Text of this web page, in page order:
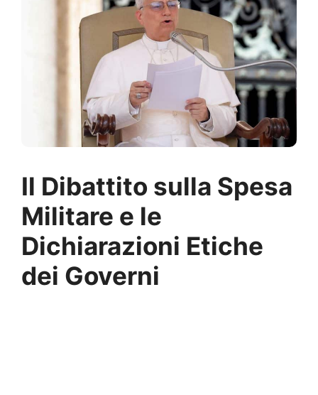
Il Dibattito sulla Spesa
Militare e le
Dichiarazioni Etiche
dei Governi